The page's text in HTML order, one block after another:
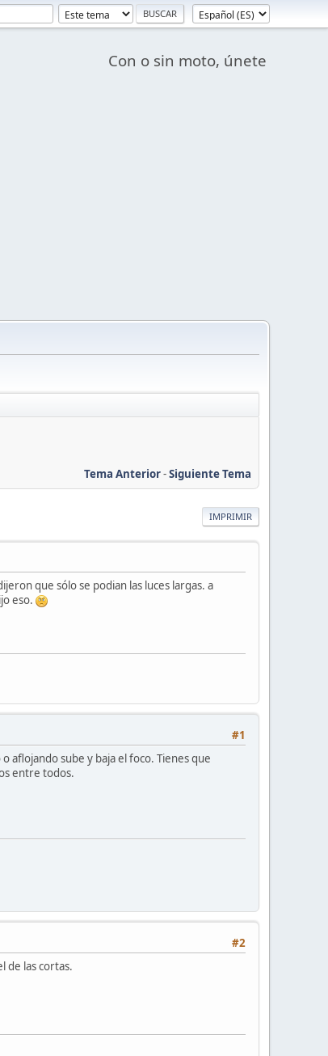
Con o sin moto, únete
Tema Anterior-Siguiente Tema
IMPRIMIR
que sólo se podian las luces largas. a
eso.
#1
aflojando sube y baja el foco. Tienes que
entre todos.
#2
de las cortas.